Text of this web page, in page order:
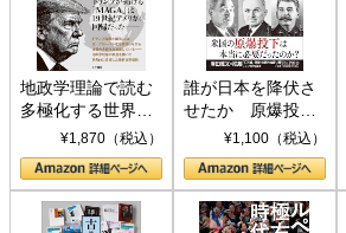
地政学理論で読む
多極化する世界：
トランプとBRICS
の挑戦
¥1,870（税込）
誰が日本を降伏さ
せたか 原爆投
下、ソ連参戦、そ
して聖断 (PHP新
書)
¥1,100（税込）